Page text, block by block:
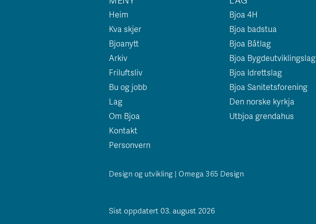
Heim
Kva skjer
Bjoanytt
Arkiv
Friluftsliv
Bu og jobb
Lag
Om Bjoa
Kontakt
Personvern
Bjoa 4H
Bjoa badstua
Bjoa Båtlag
Bjoa Bygdeutviklingslag
Bjoa Idrettslag
Bjoa Sanitetsforening
Den norske kyrkja
Utbjoa grendahus
Design og utvikling | Omega 365 Design
Sist oppdatert 03. august 2026